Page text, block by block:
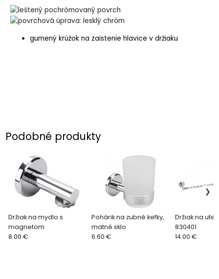
gumený krúžok na zaistenie hlavice v držiaku
Podobné produkty
Držiak na mydlo s
magnetom
8.00 €
Pohárik na zubné kefky,
matné sklo
6.60 €
Držiak na
830401
14.00 €